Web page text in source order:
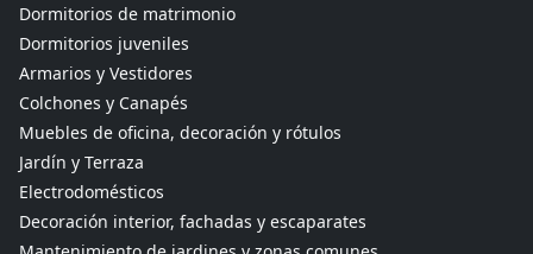
Dormitorios de matrimonio
Dormitorios juveniles
Armarios y Vestidores
Colchones y Canapés
Muebles de oficina, decoración y rótulos
Jardín y Terraza
Electrodomésticos
Decoración interior, fachadas y escaparates